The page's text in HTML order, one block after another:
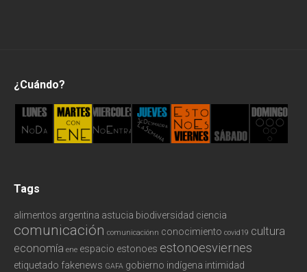
Redes
Tecnología
¿Cuándo?
Tags
alimentos argentina astucia biodiversidad ciencia
comunicación comunicaciónn conocimiento covid19 cultura
economía ene espacio estonoes estonoesviernes
etiquetado fakenews GAFA gobierno indígena intimidad